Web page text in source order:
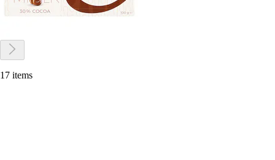
17 items